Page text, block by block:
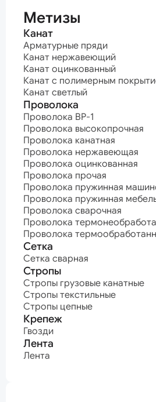
Метизы
Канат
Арматурные пряди
Канат нержавеющий
Канат оцинкованный
Канат с полимерным
Канат светлый
Проволока
Проволока ВР-1
Проволока высокопрочная
Проволока канатная
Проволока нержавеющая
Проволока оцинкованная
Проволока прочая
Проволока пружинная
Проволока пружинная
Проволока сварочная
Проволока
Проволока
Сетка
Сетка сварная
Стропы
Стропы грузовые канатные
Стропы текстильные
Стропы цепные
Крепеж
Гвозди
Лента
Лента